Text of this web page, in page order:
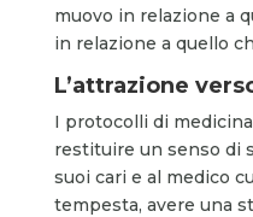
muovo in relazione a
in relazione a quello
L’attrazione
I protocolli di
restituire un senso di
suoi cari e al medico
tempesta, avere una